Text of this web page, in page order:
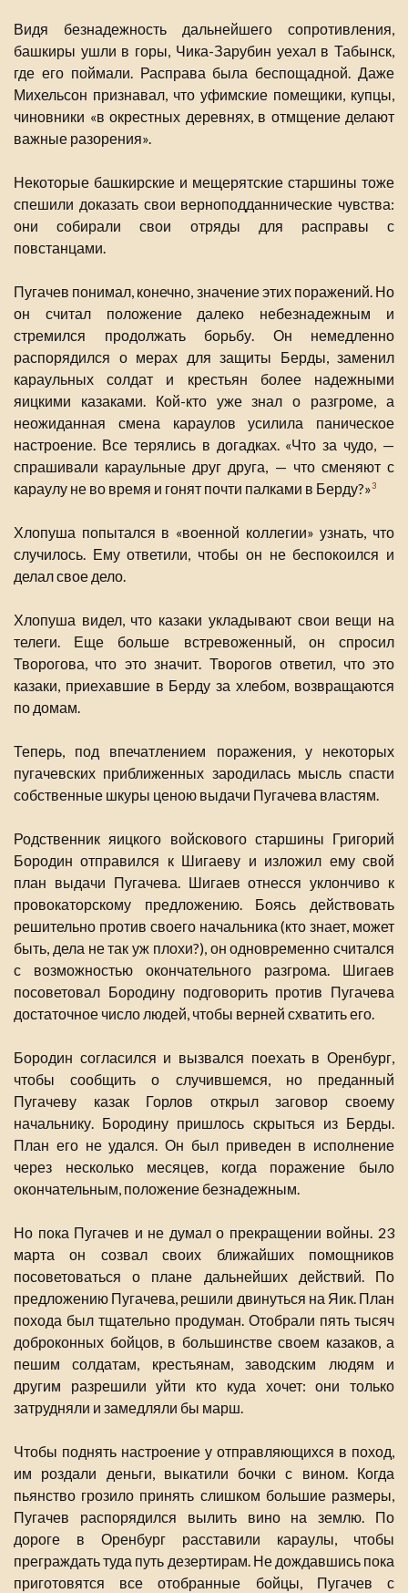
Видя безнадежность дальнейшего сопротивления,
башкиры ушли в горы, Чика-Зарубин уехал в Табынск,
где его поймали. Расправа была беспощадной. Даже
Михельсон признавал, что уфимские помещики, купцы,
чиновники «в окрестных деревнях, в отмщение делают
важные разорения».
Некоторые башкирские и мещерятские старшины тоже
спешили доказать свои верноподданнические чувства:
они собирали свои отряды для расправы с
повстанцами.
Пугачев понимал, конечно, значение этих поражений. Но
он считал положение далеко небезнадежным и
стремился продолжать борьбу. Он немедленно
распорядился о мерах для защиты Берды, заменил
караульных солдат и крестьян более надежными
яицкими казаками. Кой-кто уже знал о разгроме, а
неожиданная смена караулов усилила паническое
настроение. Все терялись в догадках. «Что за чудо, —
спрашивали караульные друг друга, — что сменяют с
караулу не во время и гонят почти палками в Берду?»3
Хлопуша попытался в «военной коллегии» узнать, что
случилось. Ему ответили, чтобы он не беспокоился и
делал свое дело.
Хлопуша видел, что казаки укладывают свои вещи на
телеги. Еще больше встревоженный, он спросил
Творогова, что это значит. Творогов ответил, что это
казаки, приехавшие в Берду за хлебом, возвращаются
по домам.
Теперь, под впечатлением поражения, у некоторых
пугачевских приближенных зародилась мысль спасти
собственные шкуры ценою выдачи Пугачева властям.
Родственник яицкого войскового старшины Григорий
Бородин отправился к Шигаеву и изложил ему свой
план выдачи Пугачева. Шигаев отнесся уклончиво к
провокаторскому предложению. Боясь действовать
решительно против своего начальника (кто знает, может
быть, дела не так уж плохи?), он одновременно считался
с возможностью окончательного разгрома. Шигаев
посоветовал Бородину подговорить против Пугачева
достаточное число людей, чтобы верней схватить его.
Бородин согласился и вызвался поехать в Оренбург,
чтобы сообщить о случившемся, но преданный
Пугачеву казак Горлов открыл заговор своему
начальнику. Бородину пришлось скрыться из Берды.
План его не удался. Он был приведен в исполнение
через несколько месяцев, когда поражение было
окончательным, положение безнадежным.
Но пока Пугачев и не думал о прекращении войны. 23
марта он созвал своих ближайших помощников
посоветоваться о плане дальнейших действий. По
предложению Пугачева, решили двинуться на Яик. План
похода был тщательно продуман. Отобрали пять тысяч
доброконных бойцов, в большинстве своем казаков, а
пешим солдатам, крестьянам, заводским людям и
другим разрешили уйти кто куда хочет: они только
затрудняли и замедляли бы марш.
Чтобы поднять настроение у отправляющихся в поход,
им роздали деньги, выкатили бочки с вином. Когда
пьянство грозило принять слишком большие размеры,
Пугачев распорядился вылить вино на землю. По
дороге в Оренбург расставили караулы, чтобы
преграждать туда путь дезертирам. Не дождавшись пока
приготовятся все отобранные бойцы, Пугачев с